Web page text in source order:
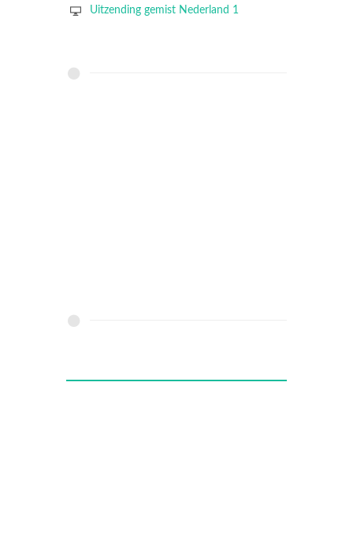
Uitzending gemist Nederland 1